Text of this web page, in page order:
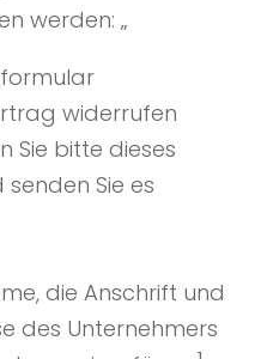
werden: „
widerrufen
Sie bitte dieses
Sie es
die Anschrift und
des Unternehmers